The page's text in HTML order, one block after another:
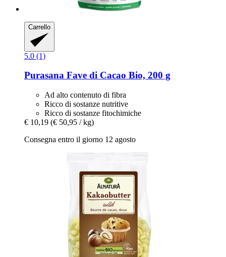
Carrello
5.0 (1)
Purasana Fave di Cacao Bio, 200 g
Ad alto contenuto di fibra
Ricco di sostanze nutritive
Ricco di sostanze fitochimiche
€ 10,19 (€ 50,95 / kg)
Consegna entro il giorno 12 agosto